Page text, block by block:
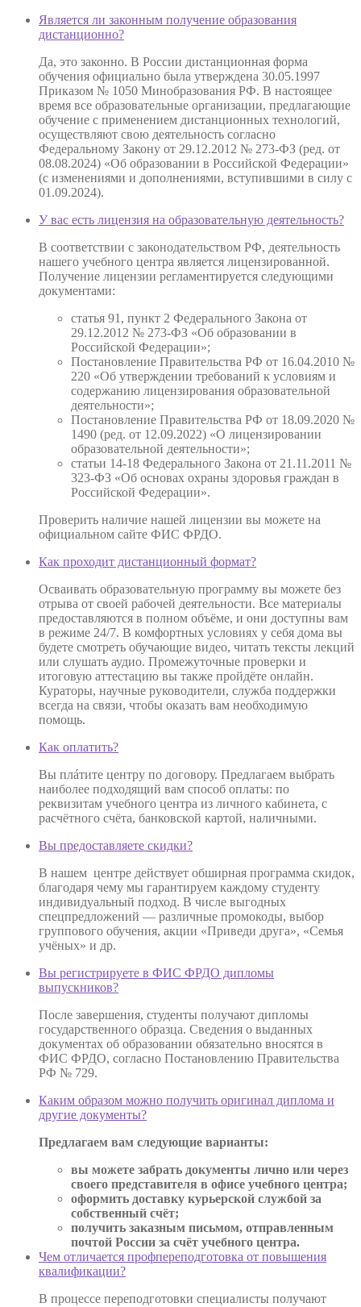
Является ли законным получение образования
дистанционно?
Да, это законно. В России дистанционная форма
обучения официально была утверждена 30.05.1997
Приказом № 1050 Минобразования РФ. В настоящее
время все образовательные организации, предлагающие
обучение с применением дистанционных технологий,
осуществляют свою деятельность согласно
Федеральному Закону от 29.12.2012 № 273-ФЗ (ред. от
08.08.2024) «Об образовании в Российской Федерации»
(с изменениями и дополнениями, вступившими в силу с
01.09.2024).
У вас есть лицензия на образовательную деятельность?
В соответствии с законодательством РФ, деятельность
нашего учебного центра является лицензированной.
Получение лицензии регламентируется следующими
документами:
статья 91, пункт 2 Федерального Закона от
29.12.2012 № 273-ФЗ «Об образовании в
Российской Федерации»;
Постановление Правительства РФ от 16.04.2010 №
220 «Об утверждении требований к условиям и
содержанию лицензирования образовательной
деятельности»;
Постановление Правительства РФ от 18.09.2020 №
1490 (ред. от 12.09.2022) «О лицензировании
образовательной деятельности»;
статьи 14-18 Федерального Закона от 21.11.2011 №
323-ФЗ «Об основах охраны здоровья граждан в
Российской Федерации».
Проверить наличие нашей лицензии вы можете на
официальном сайте ФИС ФРДО.
Как проходит дистанционный формат?
Осваивать образовательную программу вы можете без
отрыва от своей рабочей деятельности. Все материалы
предоставляются в полном объёме, и они доступны вам
в режиме 24/7. В комфортных условиях у себя дома вы
будете смотреть обучающие видео, читать тексты лекций
или слушать аудио. Промежуточные проверки и
итоговую аттестацию вы также пройдёте онлайн.
Кураторы, научные руководители, служба поддержки
всегда на связи, чтобы оказать вам необходимую
помощь.
Как оплатить?
Вы плáтите центру по договору. Предлагаем выбрать
наиболее подходящий вам способ оплаты: по
реквизитам учебного центра из личного кабинета, с
расчётного счёта, банковской картой, наличными.
Вы предоставляете скидки?
В нашем центре действует обширная программа скидок,
благодаря чему мы гарантируем каждому студенту
индивидуальный подход. В числе выгодных
спецпредложений — различные промокоды, выбор
группового обучения, акции «Приведи друга», «Семья
учёных» и др.
Вы регистрируете в ФИС ФРДО дипломы
выпускников?
После завершения, студенты получают дипломы
государственного образца. Сведения о выданных
документах об образовании обязательно вносятся в
ФИС ФРДО, согласно Постановлению Правительства
РФ № 729.
Каким образом можно получить оригинал диплома и
другие документы?
Предлагаем вам следующие варианты:
вы можете забрать документы лично или через
своего представителя в офисе учебного центра;
оформить доставку курьерской службой за
собственный счёт;
получить заказным письмом, отправленным
почтой России за счёт учебного центра.
Чем отличается профпереподготовка от повышения
квалификации?
В процессе переподготовки специалисты получают